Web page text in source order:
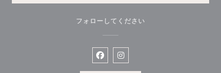
フォローしてください
Facebook ((新しいウィンドウで
Instagram ((新しいウィンド